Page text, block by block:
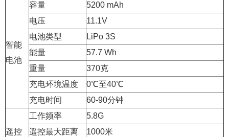
智能
电池
容量
5200 mAh
电压
11.1V
电池类型
LiPo 3S
能量
57.7 Wh
重量
370克
充电环境温度
0℃至40℃
充电时间
60-90分钟
遥控
工作频率
5.8G
遥控最大距离
1000米